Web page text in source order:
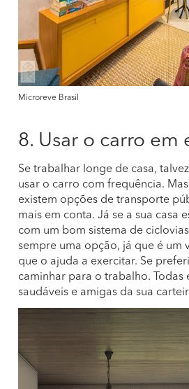
Microreve Brasil
8. Usar o carro em
Se trabalhar longe de casa,
usar o carro com frequência.
existem opções de transporte
mais em conta. Já se a sua casa
com um bom sistema de
sempre uma opção, já que é um
que o ajuda a exercitar. Se
caminhar para o trabalho. Todas
saudáveis e amigas da sua